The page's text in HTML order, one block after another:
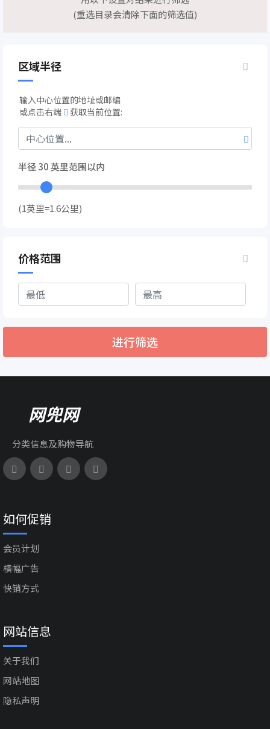
(重选目录会清除下面的筛选值)
区域半径
输入中心位置的地址或邮编
或点击右端
获取当前位置:
半径30英里范围以内
(1英里=1.6公里)
价格范围
进行筛选
网兜网
分类信息及购物导航
如何促销
会员计划
横幅广告
快销方式
网站信息
关于我们
网站地图
隐私声明